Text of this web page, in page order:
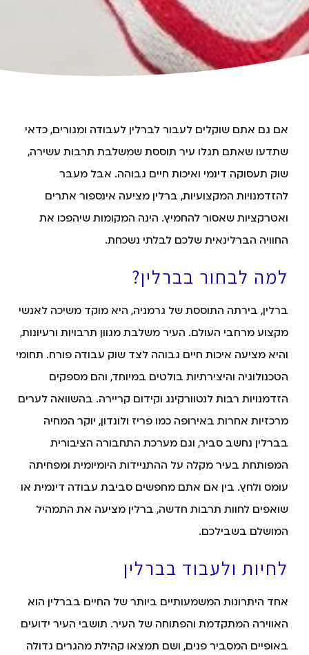
אם גם אתם שוקלים לעבור לברלין לעבודה ומגורים, כדאי
שתדעו שאתם תגלו עיר תוססת שמשלבת תרבות עשירה,
שוק תעסוקה דינמי ואיכות חיים גבוהה. אבל מעבר
להזדמנויות המקצועיות, ברלין מציעה אינספור אתרים
ואטרקציות שאסור להחמיץ. הינה המקומות שיהפכו את
החוויה הברלינאית שלכם לבלתי נשכחת.
למה לבחור בברלין?
ברלין, בירתה התוססת של גרמניה, היא מוקד משיכה לאנשי
מקצוע מרחבי העולם. העיר משלבת מגוון תרבויות ורעיונות,
והיא מציעה איכות חיים גבוהה לצד שוק עבודה פורח. תחומי
הטכנולוגיה והיצירתיות בולטים במיוחד, והם מספקים
הזדמנויות רבות לנטוורקינג וקידום קריירה. בהשוואה לערים
מרכזיות אחרות באירופה כמו פריז ולונדון, יוקר המחיה
בברלין נחשב סביר, וגם מערכת התחבורה הציבורית
המפותחת בעיר מקלה על ההתניידות היומיומית ומפחיתה
עומס ולחץ. בין אם אתם מחפשים סביבת עבודה דינמית או
שואפים לחוות תרבות חדשה, ברלין מציעה את התמהיל
המושלם בשבילכם.
לחיות ולעבוד בברלין
אחד היתרונות המשמעותיים ביותר של החיים בברלין הוא
האווירה המתקדמת והפתוחה של העיר. תושבי העיר ידועים
באופיים המסביר פנים, ושם תמצאו קהילת מהגרים גדולה